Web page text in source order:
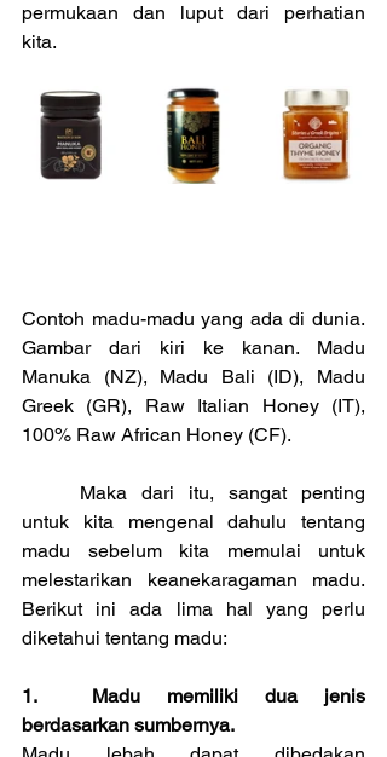
permukaan dan luput dari perhatian
kita.
Contoh madu-madu yang ada di dunia.
Gambar dari kiri ke kanan. Madu
Manuka (NZ), Madu Bali (ID), Madu
Greek (GR), Raw Italian Honey (IT),
100% Raw African Honey (CF).
untuk kita mengenal dahulu tentang
madu sebelum kita memulai untuk
melestarikan keanekaragaman madu.
Berikut ini ada lima hal yang perlu
diketahui tentang madu:
1.	Madu memiliki dua jenis
berdasarkan sumbernya.